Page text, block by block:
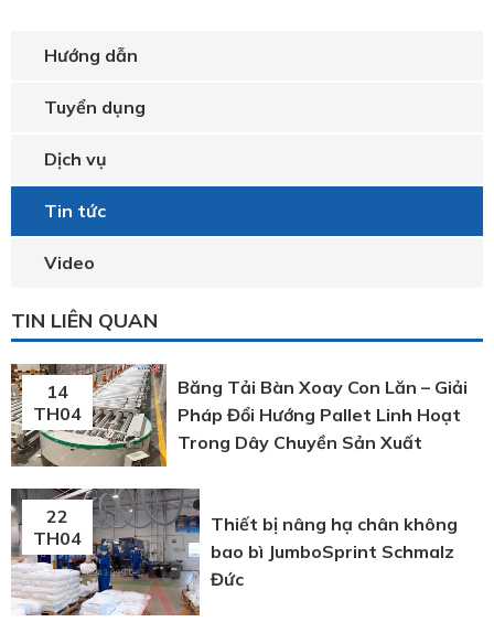
Hướng dẫn
Tuyển dụng
Dịch vụ
Tin tức
Video
TIN LIÊN QUAN
14
TH04
Băng Tải Bàn Xoay Con Lăn – Giải
Pháp Đổi Hướng Pallet Linh Hoạt
Trong Dây Chuyền Sản Xuất
22
TH04
Thiết bị nâng hạ chân không
bao bì JumboSprint Schmalz
Đức